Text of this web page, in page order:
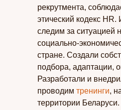
рекрутмента,
этический кодекс
следим за ситуацией
социально-
стране. Создали
подбора, адаптации,
Разработали и
проводим тренинги,
территории